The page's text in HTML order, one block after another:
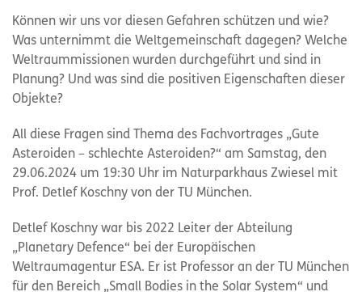
Können wir uns vor diesen Gefahren schützen und wie?
Was unternimmt die Weltgemeinschaft dagegen? Welche
Weltraummissionen wurden durchgeführt und sind in
Planung? Und was sind die positiven Eigenschaften dieser
Objekte?
All diese Fragen sind Thema des Fachvortrages „Gute
Asteroiden – schlechte Asteroiden?“ am Samstag, den
29.06.2024 um 19:30 Uhr im Naturparkhaus Zwiesel mit
Prof. Detlef Koschny von der TU München.
Detlef Koschny war bis 2022 Leiter der Abteilung
„Planetary Defence“ bei der Europäischen
Weltraumagentur ESA. Er ist Professor an der TU München
für den Bereich „Small Bodies in the Solar System“ und